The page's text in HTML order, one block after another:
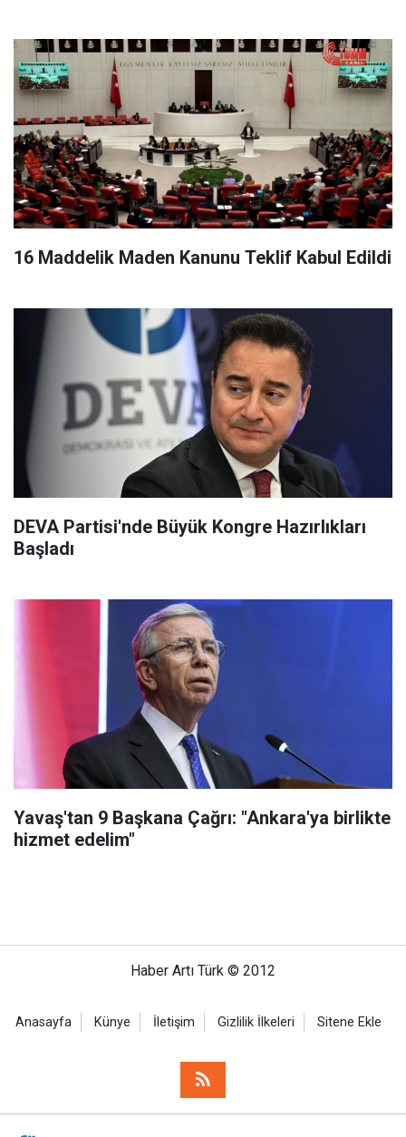
16 Maddelik Maden Kanunu Teklif Kabul Edildi
DEVA Partisi'nde Büyük Kongre Hazırlıkları
Başladı
Yavaş'tan 9 Başkana Çağrı: "Ankara'ya birlikte
hizmet edelim"
Haber Artı Türk © 2012
Anasayfa Künye İletişim Gizlilik İlkeleri Sitene Ekle